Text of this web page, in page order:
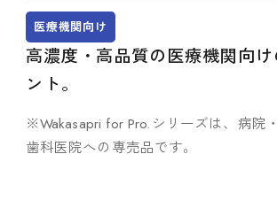
医療機関向け
高濃度・高品質の医療機関向け
ント。
※Wakasapri for Pro.シリーズは、病院
歯科医院への専売品です。